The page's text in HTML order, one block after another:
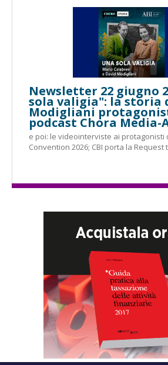
Newsletter 22 giugno
sola valigia": la storia
Modigliani
podcast Chora Media-
e poi: le videointerviste ai protagonisti
Convention 2026; CBI porta la Request